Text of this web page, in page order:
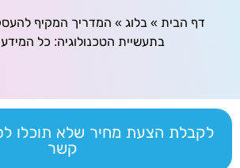
דף הבית » בלוג » המדריך המקיף
בתעשיית הטכנולוגיה: כל
לקבלת הצעת מחיר שלא תוכלו
קשר